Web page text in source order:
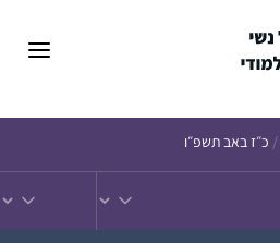
/ כ״ז באב תשפ״ו